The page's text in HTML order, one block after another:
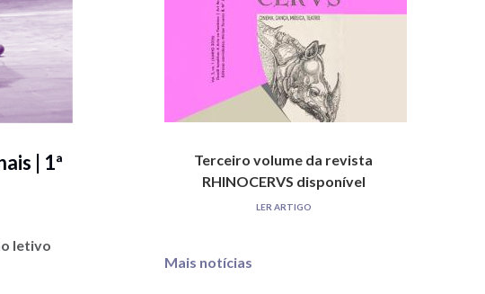
| 1ª
letivo
Terceiro volume da revista
RHINOCERVS disponível
LER ARTIGO
Mais notícias